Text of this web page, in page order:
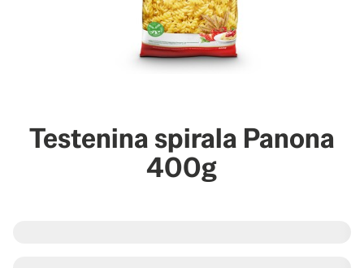
Testenina spirala Panona
400g